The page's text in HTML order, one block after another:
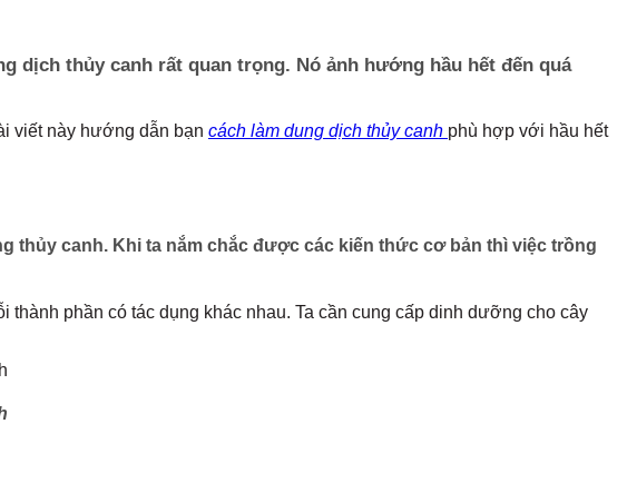
dịch thủy canh rất quan trọng. Nó ảnh hướng hầu hết đến quá
viết này hướng dẫn bạn cách làm dung dịch thủy canh phù hợp với hầu hết
thủy canh. Khi ta nắm chắc được các kiến thức cơ bản thì việc trồng
phần có tác dụng khác nhau. Ta cần cung cấp dinh dưỡng cho cây